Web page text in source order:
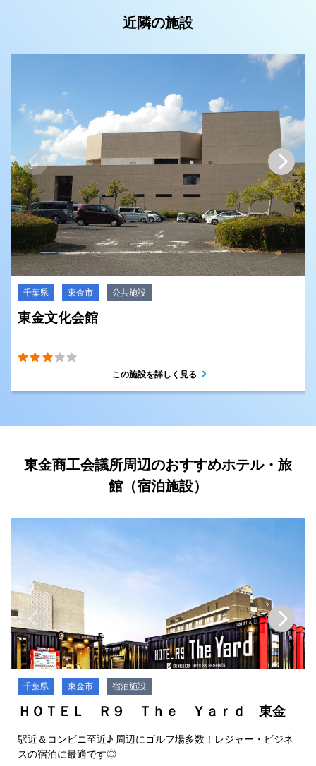
近隣の施設
千葉県 東金市 公共施設
東金文化会館
この施設を詳しく見る
東金商工会議所周辺のおすすめホテル・旅
館（宿泊施設）
千葉県 東金市 宿泊施設
ＨＯＴＥＬ Ｒ９ Ｔｈｅ Ｙａｒｄ 東金
駅近＆コンビニ至近♪ 周辺にゴルフ場多数！レジャー・ビジネ
スの宿泊に最適です◎